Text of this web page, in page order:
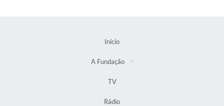
Início
A Fundação
TV
Rádio